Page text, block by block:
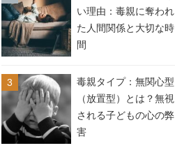
い理由：毒親に奪われ
た人間関係と大切な時
間
毒親タイプ：無関心型
（放置型）とは？無視
される子どもの心の弊
害